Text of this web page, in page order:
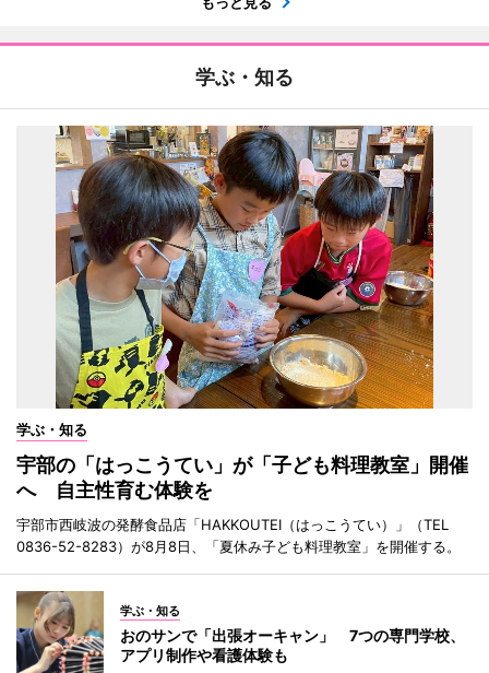
学ぶ・知る
学ぶ・知る
宇部の「はっこうてい」が「子ども料理教室」開催
へ 自主性育む体験を
宇部市西岐波の発酵食品店「HAKKOUTEI（はっこうてい）」（TEL
0836-52-8283）が8月8日、「夏休み子ども料理教室」を開催する。
学ぶ・知る
おのサンで「出張オーキャン」 7つの専門学校、
アプリ制作や看護体験も